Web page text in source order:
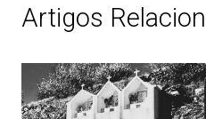
Artigos